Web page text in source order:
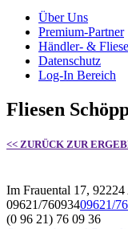
Über Uns
Premium-Partner
Händler- &
Datenschutz
Log-In Bereich
Fliesen
<< ZURÜCK ZUR
Im Frauental 17,
09621/76093409621/
(0 96 21) 76 09 36